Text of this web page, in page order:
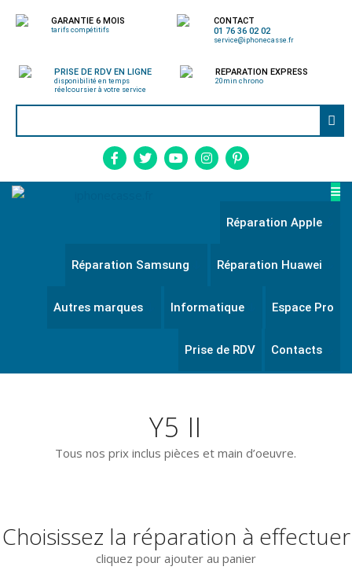
GARANTIE 6 MOIS
tarifs compétitifs
CONTACT
01 76 36 02 02
service@iphonecasse.fr
PRISE DE RDV EN LIGNE
disponibilité en temps
réelcoursier à votre service
REPARATION EXPRESS
20min chrono
Réparation Apple
Réparation Samsung Réparation Huawei
Autres marques Informatique Espace Pro
Prise de RDV Contacts
Y5 II
Tous nos prix inclus pièces et main d’oeuvre.
Choisissez la réparation à effectuer
cliquez pour ajouter au panier